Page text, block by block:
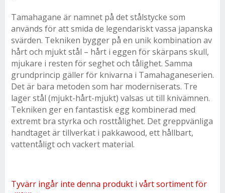
Tamahagane är namnet på det stålstycke som
används för att smida de legendariskt vassa japanska
svärden. Tekniken bygger på en unik kombination av
hårt och mjukt stål – hårt i eggen för skärpans skull,
mjukare i resten för seghet och tålighet. Samma
grundprincip gäller för knivarna i Tamahaganeserien.
Det är bara metoden som har moderniserats. Tre
lager stål (mjukt-hårt-mjukt) valsas ut till knivämnen.
Tekniken ger en fantastisk egg kombinerad med
extremt bra styrka och rosttålighet. Det greppvänliga
handtaget är tillverkat i pakkawood, ett hållbart,
vattentåligt och vackert material.
Tyvärr ingår inte denna produkt i vårt sortiment för